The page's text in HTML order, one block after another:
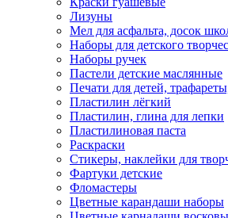
Лизуны
Мел для асфальта, досок
Наборы для детского
Наборы ручек
Пастели детские маслянные
Печати для детей,
Пластилин лёгкий
Пластилин, глина для лепки
Пластилиновая паста
Раскраски
Стикеры, наклейки для
Фартуки детские
Фломастеры
Цветные карандаши наборы